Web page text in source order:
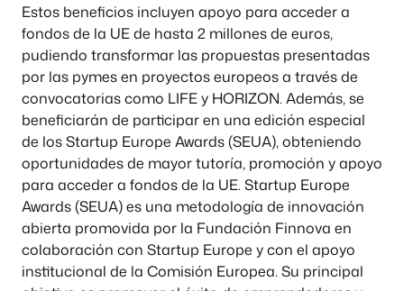
Estos beneficios incluyen apoyo para acceder a
fondos de la UE de hasta 2 millones de euros,
pudiendo transformar las propuestas presentadas
por las pymes en proyectos europeos a través de
convocatorias como LIFE y HORIZON. Además, se
beneficiarán de participar en una edición especial
de los Startup Europe Awards (SEUA), obteniendo
oportunidades de mayor tutoría, promoción y apoyo
para acceder a fondos de la UE. Startup Europe
Awards (SEUA) es una metodología de innovación
abierta promovida por la Fundación Finnova en
colaboración con Startup Europe y con el apoyo
institucional de la Comisión Europea. Su principal